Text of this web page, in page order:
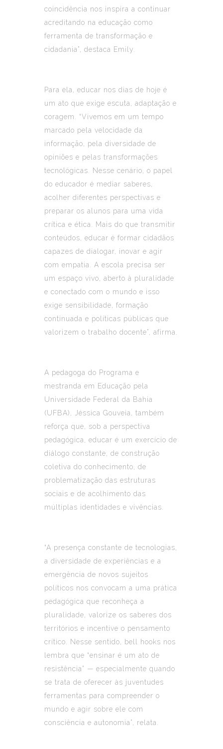
coincidência nos inspira a continuar
acreditando na educação como
ferramenta de transformação e
cidadania”, destaca Emily.
Para ela, educar nos dias de hoje é
um ato que exige escuta, adaptação e
coragem. “Vivemos em um tempo
marcado pela velocidade da
informação, pela diversidade de
opiniões e pelas transformações
tecnológicas. Nesse cenário, o papel
do educador é mediar saberes,
acolher diferentes perspectivas e
preparar os alunos para uma vida
crítica e ética. Mais do que transmitir
conteúdos, educar é formar cidadãos
capazes de dialogar, inovar e agir
com empatia. A escola precisa ser
um espaço vivo, aberto à pluralidade
e conectado com o mundo e isso
exige sensibilidade, formação
continuada e políticas públicas que
valorizem o trabalho docente”, afirma.
A pedagoga do Programa e
mestranda em Educação pela
Universidade Federal da Bahia
(UFBA), Jéssica Gouveia, também
reforça que, sob a perspectiva
pedagógica, educar é um exercício de
diálogo constante, de construção
coletiva do conhecimento, de
problematização das estruturas
sociais e de acolhimento das
múltiplas identidades e vivências.
“A presença constante de tecnologias,
a diversidade de experiências e a
emergência de novos sujeitos
políticos nos convocam a uma prática
pedagógica que reconheça a
pluralidade, valorize os saberes dos
territórios e incentive o pensamento
crítico. Nesse sentido, bell hooks nos
lembra que “ensinar é um ato de
resistência” — especialmente quando
se trata de oferecer às juventudes
ferramentas para compreender o
mundo e agir sobre ele com
consciência e autonomia”, relata.